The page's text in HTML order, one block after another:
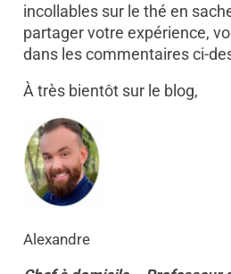
incollables sur le thé en
partager votre expérience,
dans les commentaires ci-
À très bientôt sur le blog,
Alexandre